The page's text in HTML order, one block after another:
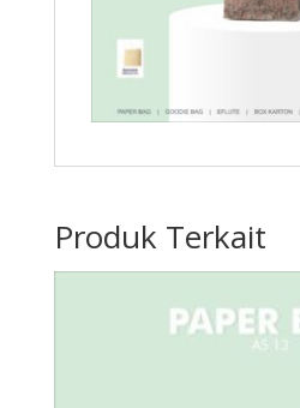
Produk Terkait